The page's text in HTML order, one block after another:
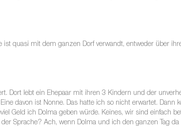
ist quasi mit dem ganzen Dorf verwandt, entweder über
Dort lebt ein Ehepaar mit ihren 3 Kindern und der
davon ist Nonne. Das hatte ich so nicht erwartet.
Geld ich Dolma geben würde. Keines, wir sind einfach
Sprache? Ach, wenn Dolma und ich den ganzen Tag